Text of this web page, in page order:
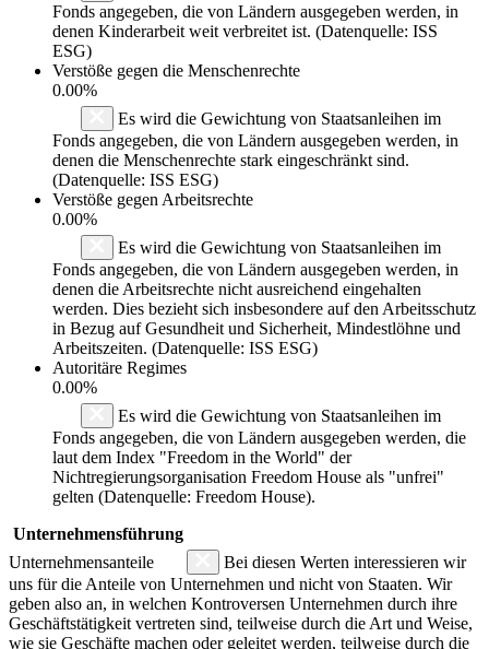
Fonds angegeben, die von Ländern ausgegeben werden, in
denen Kinderarbeit weit verbreitet ist. (Datenquelle: ISS
ESG)
Verstöße gegen die Menschenrechte
0.00%
Es wird die Gewichtung von Staatsanleihen im
Fonds angegeben, die von Ländern ausgegeben werden, in
denen die Menschenrechte stark eingeschränkt sind.
(Datenquelle: ISS ESG)
Verstöße gegen Arbeitsrechte
0.00%
Es wird die Gewichtung von Staatsanleihen im
Fonds angegeben, die von Ländern ausgegeben werden, in
denen die Arbeitsrechte nicht ausreichend eingehalten
werden. Dies bezieht sich insbesondere auf den Arbeitsschutz
in Bezug auf Gesundheit und Sicherheit, Mindestlöhne und
Arbeitszeiten. (Datenquelle: ISS ESG)
Autoritäre Regimes
0.00%
Es wird die Gewichtung von Staatsanleihen im
Fonds angegeben, die von Ländern ausgegeben werden, die
laut dem Index "Freedom in the World" der
Nichtregierungsorganisation Freedom House als "unfrei"
gelten (Datenquelle: Freedom House).
Unternehmensführung
Unternehmensanteile
Bei diesen Werten interessieren wir
uns für die Anteile von Unternehmen und nicht von Staaten. Wir
geben also an, in welchen Kontroversen Unternehmen durch ihre
Geschäftstätigkeit vertreten sind, teilweise durch die Art und Weise,
wie sie Geschäfte machen oder geleitet werden, teilweise durch die